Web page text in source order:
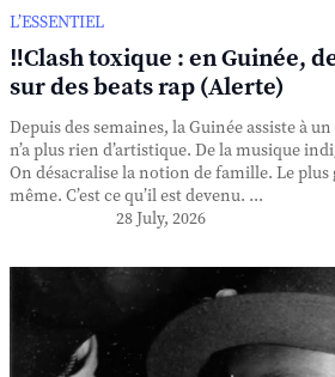
L’ESSENTIEL
‼️Clash toxique : en Guinée,
sur des beats rap (Alerte)
Depuis des semaines, la Guinée assiste à
n’a plus rien d’artistique. De la musique
On désacralise la notion de famille. Le plus
même. C’est ce qu’il est devenu. ...
28 July, 2026